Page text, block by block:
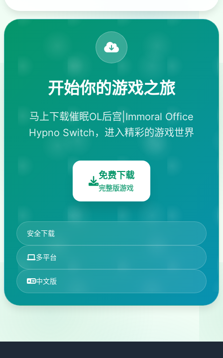
开始你的游戏之旅
马上下载催眠OL后宫|Immoral Office
Hypno Switch，进入精彩的游戏世界
免费下载
完整版游戏
安全下载
多平台
中文版